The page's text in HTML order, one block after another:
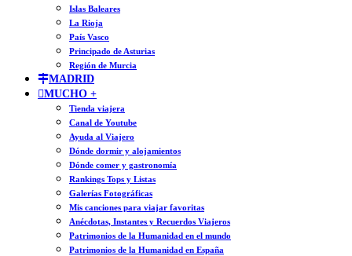
Islas Baleares
La Rioja
País Vasco
Principado de Asturias
Región de Murcia
MADRID
MUCHO +
Tienda viajera
Canal de Youtube
Ayuda al Viajero
Dónde dormir y alojamientos
Dónde comer y gastronomía
Rankings Tops y Listas
Galerías Fotográficas
Mis canciones para viajar favoritas
Anécdotas, Instantes y Recuerdos Viajeros
Patrimonios de la Humanidad en el mundo
Patrimonios de la Humanidad en España